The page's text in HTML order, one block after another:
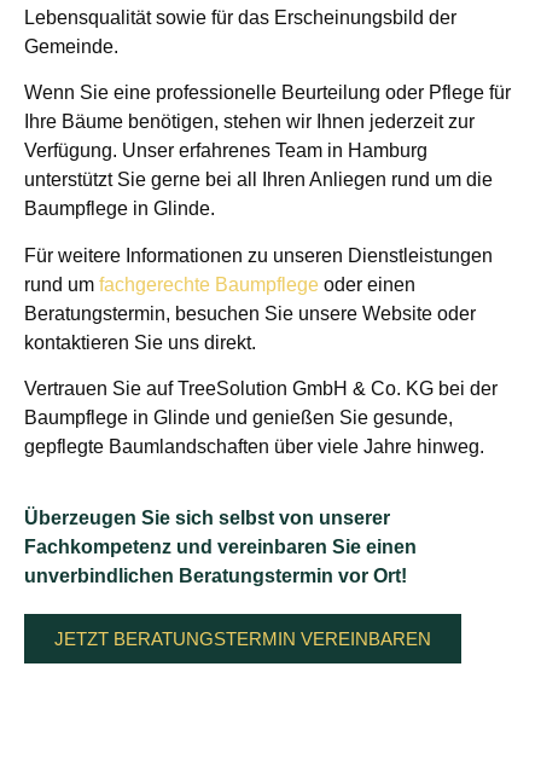
Lebensqualität sowie für das Erscheinungsbild der
Gemeinde.
Wenn Sie eine professionelle Beurteilung oder Pflege für
Ihre Bäume benötigen, stehen wir Ihnen jederzeit zur
Verfügung. Unser erfahrenes Team in Hamburg
unterstützt Sie gerne bei all Ihren Anliegen rund um die
Baumpflege in Glinde.
Für weitere Informationen zu unseren Dienstleistungen
rund um fachgerechte Baumpflege oder einen
Beratungstermin, besuchen Sie unsere Website oder
kontaktieren Sie uns direkt.
Vertrauen Sie auf TreeSolution GmbH & Co. KG bei der
Baumpflege in Glinde und genießen Sie gesunde,
gepflegte Baumlandschaften über viele Jahre hinweg.
Überzeugen Sie sich selbst von unserer
Fachkompetenz und vereinbaren Sie einen
unverbindlichen Beratungstermin vor Ort!
JETZT BERATUNGSTERMIN VEREINBAREN